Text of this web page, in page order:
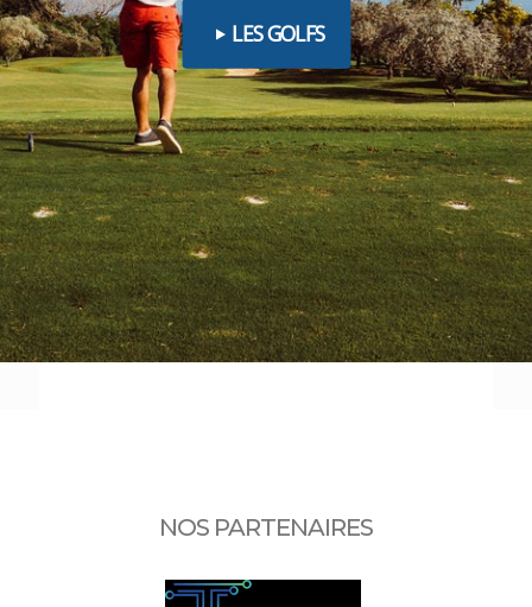
LES GOLFS
NOS PARTENAIRES